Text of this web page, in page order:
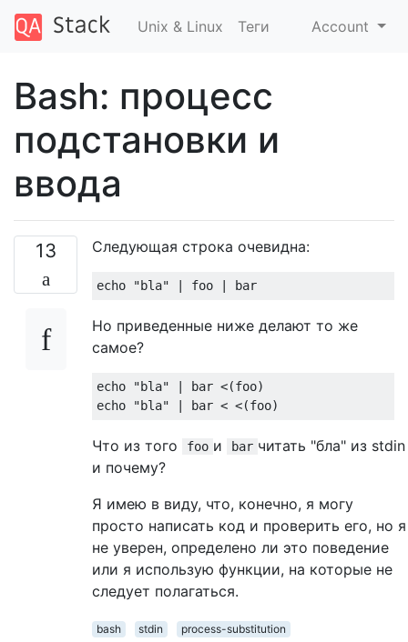
Unix & Linux Теги Account
Bash: процесс
подстановки и
ввода
13 Следующая строка очевидна:
echo "bla" | foo | bar
Но приведенные ниже делают то же
самое?
echo "bla" | bar <(foo)
echo
"bla" | bar < <(foo)
Что из того foo и bar читать "бла" из stdin
и почему?
Я имею в виду, что, конечно, я могу
просто написать код и проверить его, но я
не уверен, определено ли это поведение
или я использую функции, на которые не
следует полагаться.
bash stdin
process-substitution